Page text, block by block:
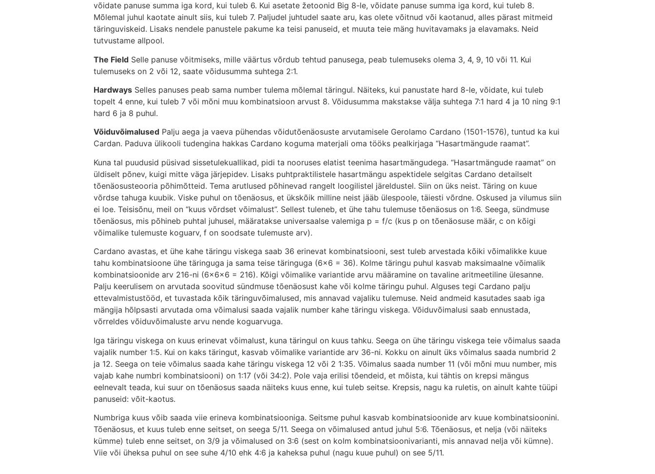
võidate panuse summa iga kord, kui tuleb 6. Kui asetate žetoonid Big 8-le, võidate panuse summa iga kord, kui tuleb 8.
Mõlemal juhul kaotate ainult siis, kui tuleb 7. Paljudel juhtudel saate aru, kas olete võitnud või kaotanud, alles pärast mitmeid
täringuviskeid. Lisaks nendele panustele pakume ka teisi panuseid, et muuta teie mäng huvitavamaks ja elavamaks. Neid
tutvustame allpool.
The Field Selle panuse võitmiseks, mille väärtus võrdub tehtud panusega, peab tulemuseks olema 3, 4, 9, 10 või 11. Kui
tulemuseks on 2 või 12, saate võidusumma suhtega 2:1.
Hardways Selles panuses peab sama number tulema mõlemal täringul. Näiteks, kui panustate hard 8-le, võidate, kui tuleb
topelt 4 enne, kui tuleb 7 või mõni muu kombinatsioon arvust 8. Võidusumma makstakse välja suhtega 7:1 hard 4 ja 10 ning 9:1
hard 6 ja 8 puhul.
Võiduvõimalused Palju aega ja vaeva pühendas võidutõenäosuste arvutamisele Gerolamo Cardano (1501-1576), tuntud ka kui
Cardan. Paduva ülikooli tudengina hakkas Cardano koguma materjali oma tööks pealkirjaga “Hasartmängude raamat”.
Kuna tal puudusid püsivad sissetulekuallikad, pidi ta nooruses elatist teenima hasartmängudega. “Hasartmängude raamat” on
üldiselt põnev, kuigi mitte väga järjepidev. Lisaks puhtpraktilistele hasartmängu aspektidele selgitas Cardano detailselt
tõenäosusteooria põhimõtteid. Tema arutlused põhinevad rangelt loogilistel järeldustel. Siin on üks neist. Täring on kuue
võrdse tahuga kuubik. Viske puhul on tõenäosus, et ükskõik milline neist jääb ülespoole, täiesti võrdne. Oskused ja vilumus siin
ei loe. Teisisõnu, meil on “kuus võrdset võimalust”. Sellest tuleneb, et ühe tahu tulemuse tõenäosus on 1:6. Seega, sündmuse
tõenäosus, mis põhineb puhtal juhusel, määratakse universaalse valemiga p = f/c (kus p on tõenäosuse määr, c on kõigi
võimalike tulemuste koguarv, f on soodsate tulemuste arv).
Cardano avastas, et ühe kahe täringu viskega saab 36 erinevat kombinatsiooni, sest tuleb arvestada kõiki võimalikke kuue
tahu kombinatsioone ühe täringuga ja sama teise täringuga (6×6 = 36). Kolme täringu puhul kasvab maksimaalne võimalik
kombinatsioonide arv 216-ni (6x6x6 = 216). Kõigi võimalike variantide arvu määramine on tavaline aritmeetiline ülesanne.
Palju keerulisem on arvutada soovitud sündmuse tõenäosust kahe või kolme täringu puhul. Alguses tegi Cardano palju
ettevalmistustööd, et tuvastada kõik täringuvõimalused, mis annavad vajaliku tulemuse. Neid andmeid kasutades saab iga
mängija hõlpsasti arvutada oma võimalusi saada vajalik number kahe täringu viskega. Võiduvõimalusi saab ennustada,
võrreldes võiduvõimaluste arvu nende koguarvuga.
Iga täringu viskega on kuus erinevat võimalust, kuna täringul on kuus tahku. Seega on ühe täringu viskega teie võimalus saada
vajalik number 1:5. Kui on kaks täringut, kasvab võimalike variantide arv 36-ni. Kokku on ainult üks võimalus saada numbrid 2
ja 12. Seega on teie võimalus saada kahe täringu viskega 12 või 2 1:35. Võimalus saada number 11 (või mõni muu number, mis
vajab kahe numbri kombinatsiooni) on 1:17 (või 34:2). Pole vaja erilisi tõendeid, et mõista, kui tähtis on krepsi mängus
eelnevalt teada, kui suur on tõenäosus saada näiteks kuus enne, kui tuleb seitse. Krepsis, nagu ka ruletis, on ainult kahte tüüpi
panuseid: võit-kaotus.
Numbriga kuus võib saada viie erineva kombinatsiooniga. Seitsme puhul kasvab kombinatsioonide arv kuue kombinatsioonini.
Tõenäosus, et kuus tuleb enne seitset, on seega 5/11. Seega on võimalused antud juhul 5:6. Tõenäosus, et nelja (või näiteks
kümme) tuleb enne seitset, on 3/9 ja võimalused on 3:6 (sest on kolm kombinatsioonivarianti, mis annavad nelja või kümne).
Viie või üheksa puhul on see suhe 4/10 ehk 4:6 ja kaheksa puhul (nagu kuue puhul) on see 5/11.